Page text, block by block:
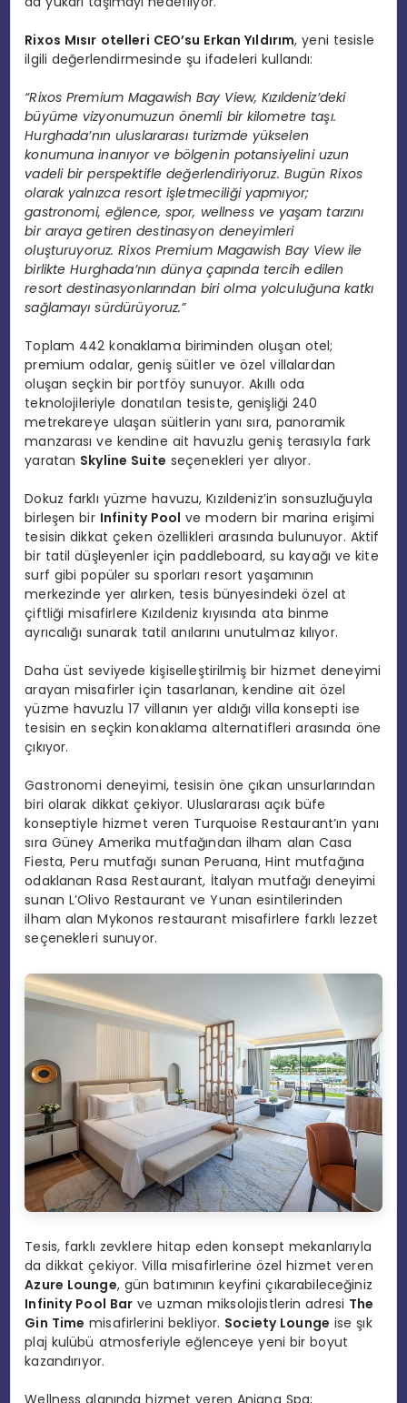
Rixos Mısır otelleri CEO’su Erkan Yıldırım, yeni tesisle
ilgili değerlendirmesinde şu ifadeleri kullandı:
“Rixos Premium Magawish Bay View, Kızıldeniz’deki
büyüme vizyonumuzun önemli bir kilometre taşı.
Hurghada’nın uluslararası turizmde yükselen
konumuna inanıyor ve bölgenin potansiyelini uzun
vadeli bir perspektifle değerlendiriyoruz. Bugün Rixos
olarak yalnızca resort işletmeciliği yapmıyor;
gastronomi, eğlence, spor, wellness ve yaşam tarzını
bir araya getiren destinasyon deneyimleri
oluşturuyoruz. Rixos Premium Magawish Bay View ile
birlikte Hurghada’nın dünya çapında tercih edilen
resort destinasyonlarından biri olma yolculuğuna katkı
sağlamayı sürdürüyoruz.”
Toplam 442 konaklama biriminden oluşan otel;
premium odalar, geniş süitler ve özel villalardan
oluşan seçkin bir portföy sunuyor. Akıllı oda
teknolojileriyle donatılan tesiste, genişliği 240
metrekareye ulaşan süitlerin yanı sıra, panoramik
manzarası ve kendine ait havuzlu geniş terasıyla fark
yaratan Skyline Suite seçenekleri yer alıyor.
Dokuz farklı yüzme havuzu, Kızıldeniz’in sonsuzluğuyla
birleşen bir Infinity Pool ve modern bir marina erişimi
tesisin dikkat çeken özellikleri arasında bulunuyor. Aktif
bir tatil düşleyenler için paddleboard, su kayağı ve kite
surf gibi popüler su sporları resort yaşamının
merkezinde yer alırken, tesis bünyesindeki özel at
çiftliği misafirlere Kızıldeniz kıyısında ata binme
ayrıcalığı sunarak tatil anılarını unutulmaz kılıyor.
Daha üst seviyede kişiselleştirilmiş bir hizmet deneyimi
arayan misafirler için tasarlanan, kendine ait özel
yüzme havuzlu 17 villanın yer aldığı villa konsepti ise
tesisin en seçkin konaklama alternatifleri arasında öne
çıkıyor.
Gastronomi deneyimi, tesisin öne çıkan unsurlarından
biri olarak dikkat çekiyor. Uluslararası açık büfe
konseptiyle hizmet veren Turquoise Restaurant’ın yanı
sıra Güney Amerika mutfağından ilham alan Casa
Fiesta, Peru mutfağı sunan Peruana, Hint mutfağına
odaklanan Rasa Restaurant, İtalyan mutfağı deneyimi
sunan L’Olivo Restaurant ve Yunan esintilerinden
ilham alan Mykonos restaurant misafirlere farklı lezzet
seçenekleri sunuyor.
Tesis, farklı zevklere hitap eden konsept mekanlarıyla
da dikkat çekiyor. Villa misafirlerine özel hizmet veren
Azure Lounge, gün batımının keyfini çıkarabileceğiniz
Infinity Pool Bar ve uzman miksolojistlerin adresi The
Gin Time misafirlerini bekliyor. Society Lounge ise şık
plaj kulübü atmosferiyle eğlenceye yeni bir boyut
kazandırıyor.